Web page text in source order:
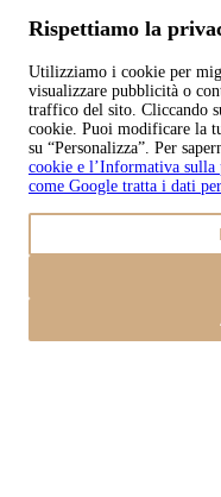
Copyright © 2026
Rispettiamo la
Utilizziamo i cookie per
visualizzare pubblicità o
traffico del sito. Cliccando
cookie. Puoi modificare la
su “Personalizza”. Per
cookie e l’Informativa sulla
come Google tratta i dati
Carrello
0,00€
0,00
Continua con gli